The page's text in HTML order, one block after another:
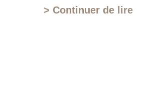
> Continuer de lire